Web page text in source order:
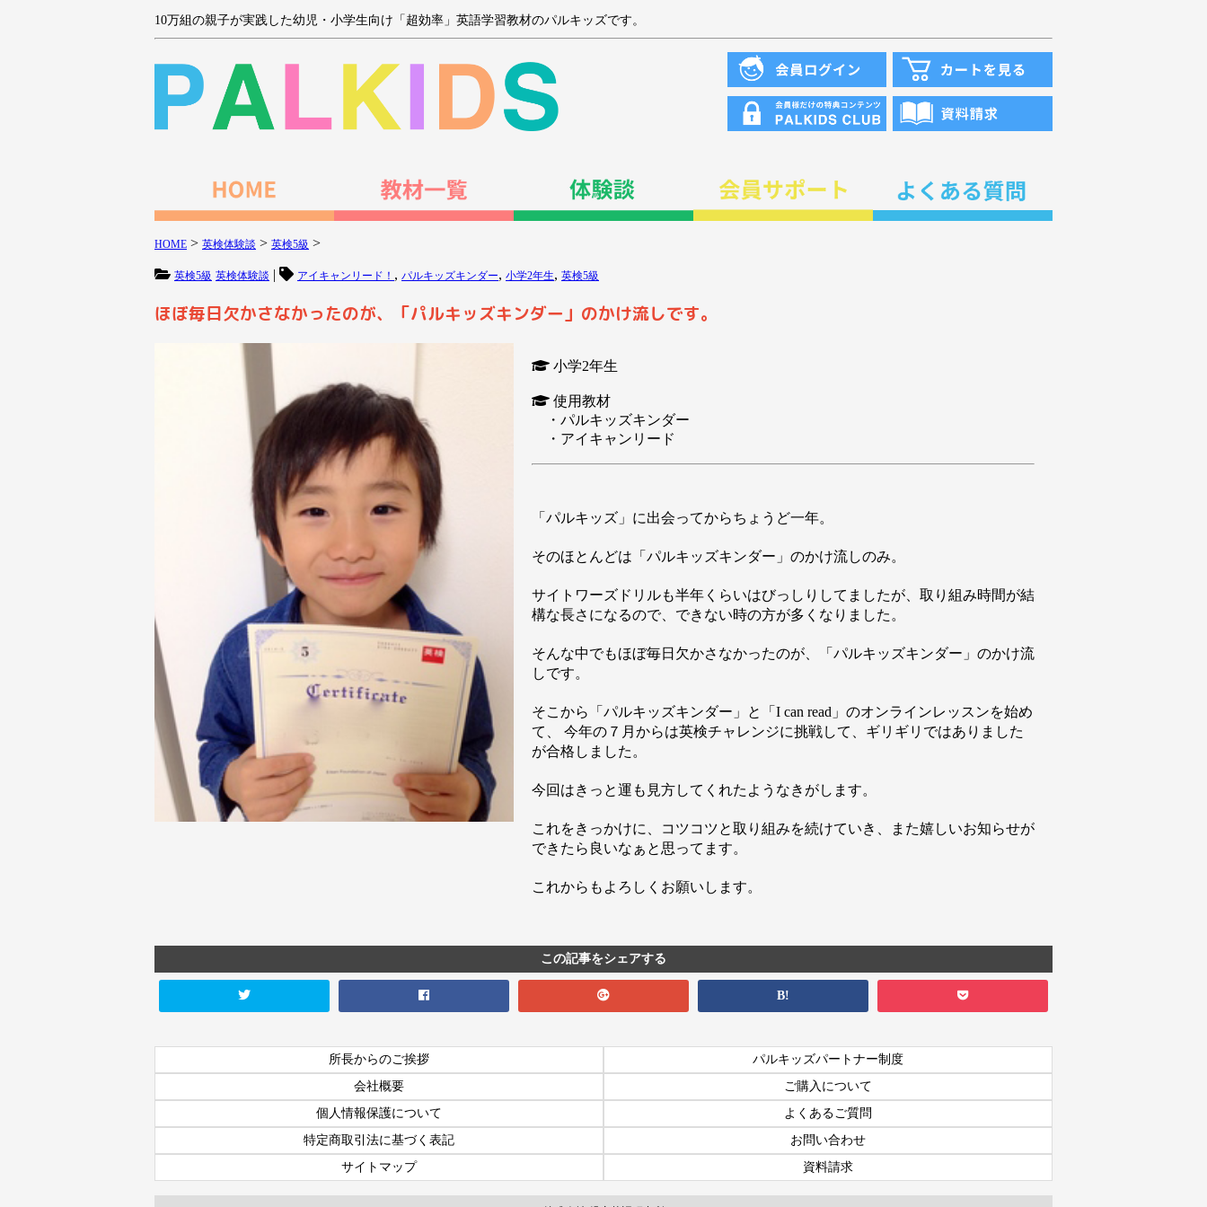
10万組の親子が実践した幼児・小学生向け「超効率」英語学習教材のパルキッズです。
HOME > 英検体験談 > 英検5級 >
英検5級 英検体験談 | アイキャンリード！ , パルキッズキンダー, 小学2年生, 英検5級
ほぼ毎日欠かさなかったのが、「パルキッズキンダー」のかけ流しです。
小学2年生
使用教材
・パルキッズキンダー
・アイキャンリード
「パルキッズ」に出会ってからちょうど一年。
そのほとんどは「パルキッズキンダー」のかけ流しのみ。
サイトワーズドリルも半年くらいはびっしりしてましたが、取り組み時間が結
構な長さになるので、できない時の方が多くなりました。
そんな中でもほぼ毎日欠かさなかったのが、「パルキッズキンダー」のかけ流
しです。
そこから「パルキッズキンダー」と「I can read」のオンラインレッスンを始め
て、 今年の７月からは英検チャレンジに挑戦して、ギリギリではありました
が合格しました。
今回はきっと運も見方してくれたようなきがします。
これをきっかけに、コツコツと取り組みを続けていき、また嬉しいお知らせが
できたら良いなぁと思ってます。
これからもよろしくお願いします。
この記事をシェアする
B!
所長からのご挨拶
パルキッズパートナー制度
会社概要
ご購入について
個人情報保護について
よくあるご質問
特定商取引法に基づく表記
お問い合わせ
サイトマップ
資料請求